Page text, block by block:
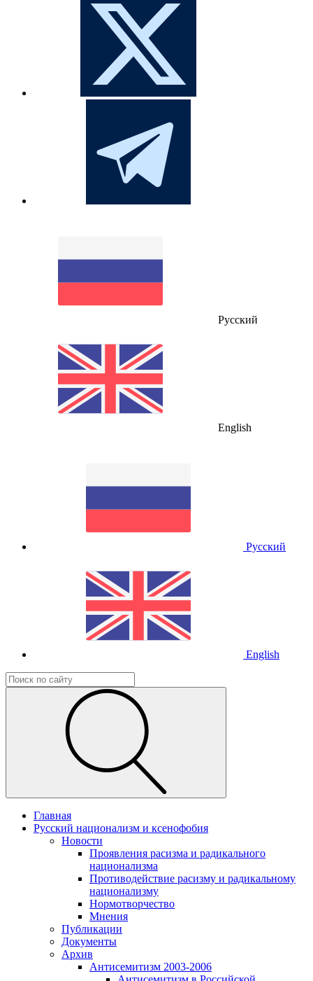
Русский
English
Русский
English
Главная
Русский национализм и ксенофобия
Новости
Проявления расизма и радикального
национализма
Противодействие расизму и радикальному
национализму
Нормотворчество
Мнения
Публикации
Документы
Архив
Антисемитизм 2003-2006